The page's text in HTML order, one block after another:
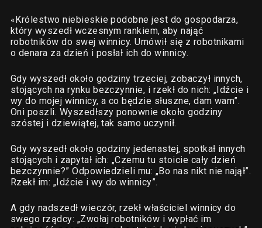
«Królestwo niebieskie podobne jest do gospodarza,
który wyszedł wczesnym rankiem, aby nająć
robotników do swej winnicy. Umówił się z robotnikami
o denara za dzień i posłał ich do winnicy.
Gdy wyszedł około godziny trzeciej, zobaczył innych,
stojących na rynku bezczynnie, i rzekł do nich: „Idźcie i
wy do mojej winnicy, a co będzie słuszne, dam wam”.
Oni poszli. Wyszedłszy ponownie około godziny
szóstej i dziewiątej, tak samo uczynił.
Gdy wyszedł około godziny jedenastej, spotkał innych
stojących i zapytał ich: „Czemu tu stoicie cały dzień
bezczynnie?” Odpowiedzieli mu: „Bo nas nikt nie najął”.
Rzekł im: „Idźcie i wy do winnicy”.
A gdy nadszedł wieczór, rzekł właściciel winnicy do
swego rządcy: „Zwołaj robotników i wypłać im